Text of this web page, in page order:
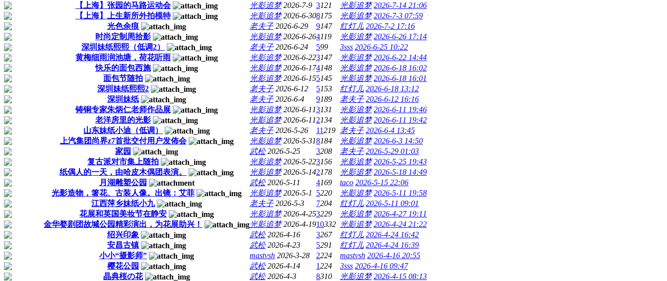
【上海】张园的马路运动会
光影追梦 2026-7-9 3121 光影追梦 2026-7-14 21:06
【上海】上生新所外拍模特
光影追梦 2026-6-308175 光影追梦 2026-7-3 07:59
光色余痕
老夫子 2026-6-29 9147 红灯儿 2026-7-2 17:16
时尚定制周拾影
光影追梦 2026-6-264119 光影追梦 2026-6-26 17:14
深圳妹纸熙熙（低调2）
老夫子 2026-6-24 599 3sss 2026-6-25 10:22
黄梅细雨润池塘，荷花听雨
光影追梦 2026-6-223147 光影追梦 2026-6-22 14:44
快乐的面包西施
光影追梦 2026-6-174148 光影追梦 2026-6-18 16:02
面包节随拍
光影追梦 2026-6-155145 光影追梦 2026-6-18 16:01
深圳妹纸熙熙2
老夫子 2026-6-12 5153 红灯儿 2026-6-18 13:12
深圳妹纸
老夫子 2026-6-4 9189 老夫子 2026-6-12 16:16
铸铜专家朱炳仁老师作品展
光影追梦 2026-6-113131 光影追梦 2026-6-11 19:46
老洋房里的光影
光影追梦 2026-6-112134 光影追梦 2026-6-11 19:42
山东妹纸小迪（低调）
老夫子 2026-5-26 11219 老夫子 2026-6-4 13:45
上汽集团尚界z7首批交付用户发佈会
光影追梦 2026-5-318184 光影追梦 2026-6-3 14:50
家园
武松 2026-5-25 3208 老夫子 2026-5-29 01:03
复古派对市集上随拍
光影追梦 2026-5-223156 光影追梦 2026-5-25 19:43
纸偶人的一天，由哈皮木偶团表演。
光影追梦 2026-5-142178 光影追梦 2026-5-18 14:49
月湖雕塑公园
武松 2026-5-11 4169 taco 2026-5-15 22:06
光影造物，箸花、古装人像。出镜：艾菲
光影追梦 2026-5-1 5220 光影追梦 2026-5-11 19:58
江西萍乡妹纸小九
老夫子 2026-5-3 7204 红灯儿 2026-5-11 09:01
花展和英国美妆节在静安
光影追梦 2026-4-253229 光影追梦 2026-4-27 19:11
金华婺剧团故堿公园精彩演出，为花展助兴！
光影追梦 2026-4-1910332 光影追梦 2026-4-24 21:22
绍兴印象
武松 2026-4-16 3267 红灯儿 2026-4-24 16:42
安昌古镇
武松 2026-4-23 5291 红灯儿 2026-4-24 16:39
小小“摄影师”
mastvsh 2026-3-28 2224 mastvsh 2026-4-16 20:55
樱花公园
武松 2026-4-14 1224 3sss 2026-4-16 09:47
晶典桜の花
武松 2026-4-3 8310 光影追梦 2026-4-15 08:13